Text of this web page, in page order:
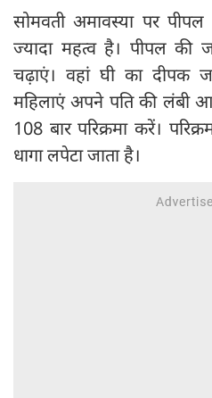
सोमवती अमावस्या पर
ज्यादा महत्व है। पीपल
चढ़ाएं। वहां घी का दीपक
महिलाएं अपने पति की लंबी
108 बार परिक्रमा करें।
धागा लपेटा जाता है।